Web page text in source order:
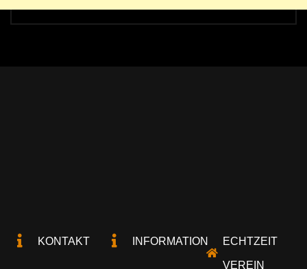
KONTAKT INFORMATION ECHTZEIT
VEREIN